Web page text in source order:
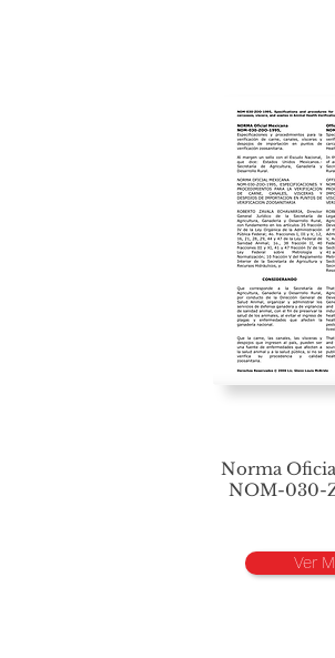
Norma
NOM-030-
Ver